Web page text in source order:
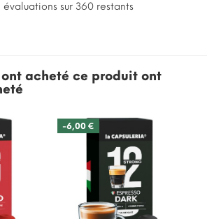
sur 360 restants
acheté ce produit ont
-6,00 €